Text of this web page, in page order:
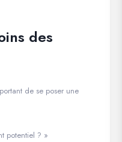
des
de se poser une
potentiel ? »